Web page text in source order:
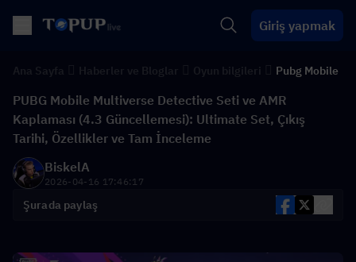
Giriş yapmak
Pubg Mobile
PUBG Mobile Multiverse Detective Seti ve AMR
Kaplaması (4.3 Güncellemesi): Ultimate Set, Çıkış
Tarihi, Özellikler ve Tam İnceleme
BiskelA
2026-04-16 17:46:17
Şurada paylaş